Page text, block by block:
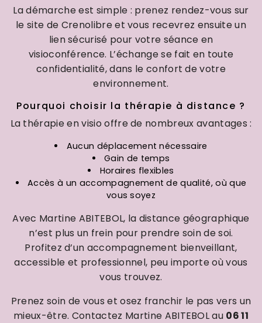
La démarche est simple : prenez rendez-vous sur
le site de Crenolibre et vous recevrez ensuite un
lien sécurisé pour votre séance en
visioconférence. L’échange se fait en toute
confidentialité, dans le confort de votre
environnement.
Pourquoi choisir la thérapie à distance ?
La thérapie en visio offre de nombreux avantages :
Aucun déplacement nécessaire
Gain de temps
Horaires flexibles
Accès à un accompagnement de qualité, où que
vous soyez
Avec Martine ABITEBOL, la distance géographique
n’est plus un frein pour prendre soin de soi.
Profitez d’un accompagnement bienveillant,
accessible et professionnel, peu importe où vous
vous trouvez.
Prenez soin de vous et osez franchir le pas vers un
mieux-être. Contactez Martine ABITEBOL au 06 11